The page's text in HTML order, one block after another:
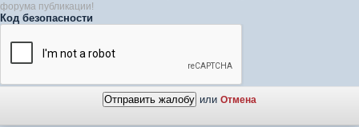
форума публикации!
Код безопасности
или Отмена